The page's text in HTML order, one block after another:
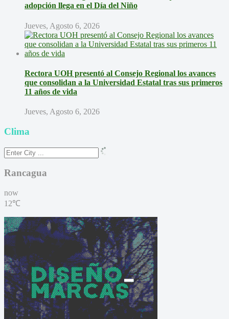
adopción llega en el Día del Niño
Jueves, Agosto 6, 2026
Rectora UOH presentó al Consejo Regional los avances
que consolidan a la Universidad Estatal tras sus primeros
11 años de vida
Jueves, Agosto 6, 2026
Clima
Rancagua
now
12℃